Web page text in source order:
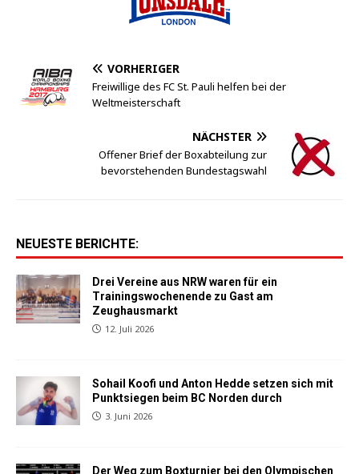
VORHERIGER
Freiwillige des FC St. Pauli helfen bei der
Weltmeisterschaft
NÄCHSTER
Offener Brief der Boxabteilung zur
bevorstehenden Bundestagswahl
NEUESTE BERICHTE:
Drei Vereine aus NRW waren für ein
Trainingswochenende zu Gast am
Zeughausmarkt
12. Juli 2026
Sohail Koofi und Anton Hedde setzen sich mit
Punktsiegen beim BC Norden durch
3. Juni 2026
Der Weg zum Boxturnier bei den Olympischen